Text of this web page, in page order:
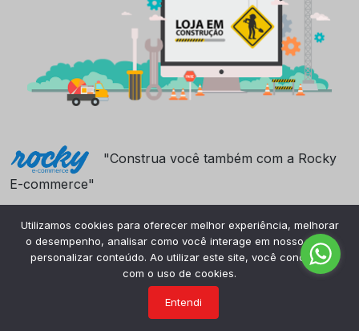
"Construa você também com a Rocky
E-commerce"
Utilizamos cookies para oferecer melhor experiência, melhorar
o desempenho, analisar como você interage em nosso site e
personalizar conteúdo. Ao utilizar este site, você concorda
com o uso de cookies.
Entendi